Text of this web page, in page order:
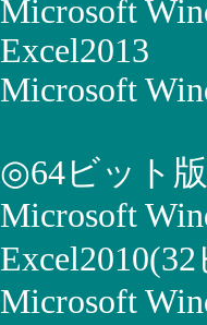
Microsoft
Excel2013
Microsoft
◎64ビット
Microsoft
Microsoft